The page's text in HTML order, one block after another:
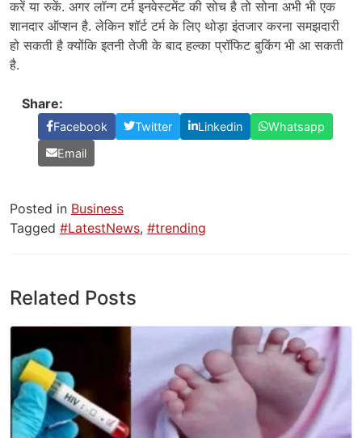
करें या रुकें. अगर लॉन्ग टर्म इनवेस्टमेंट की सोच है तो सोना अभी भी एक
शानदार ऑप्शन है. लेकिन शॉर्ट टर्म के लिए थोड़ा इंतजार करना समझदारी
हो सकती है क्योंकि इतनी तेजी के बाद हल्का प्रॉफिट बुकिंग भी आ सकती
है.
Share:
Facebook Twitter Linkedin
Whatsapp
Email
Posted in Business
Tagged #LatestNews, #trending
Related Posts